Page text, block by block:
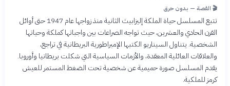
🎬 القصة — بدون حرق
تتبع المسلسل حياة الملكة إليزابيث الثانية منذ زواجها عام 1947 حتى أوائل
القرن الحادي والعشرين، حيث تواجه الصراعات بين واجباتها كملكة وحياتها
الشخصية. يتناول السيناريو الكتبها الإمبراطورية البريطانية في تراجع،
والعلاقات العائلية المعقدة، والأزمات السياسية التي شكلت بريطانيا وأوروبا.
يقدم المسلسل صورة حميمية عن شخصية تحت الضغط المستمر للعيش
كرمز للملكية.